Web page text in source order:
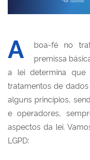
A
boa-fé no
premissa
a lei determina que
tratamentos de
alguns princípios,
e operadores,
aspectos da lei.
LGPD: